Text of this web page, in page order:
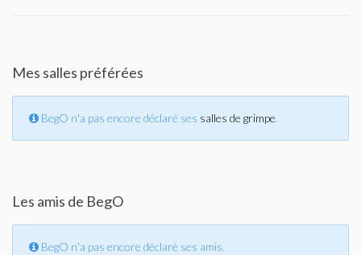
Mes salles préférées
BegO n'a pas encore déclaré ses salles de grimpe.
Les amis de BegO
BegO n'a pas encore déclaré ses amis.